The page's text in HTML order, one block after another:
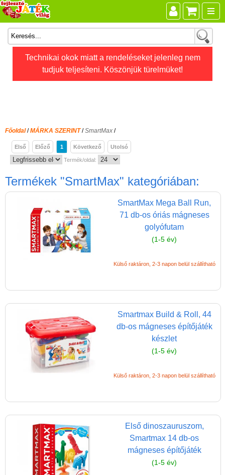
Technikai okok miatt a rendeléseket jelenleg nem
tudjuk teljesíteni. Köszönjük türelmüket!
Főoldal/MÁRKA SZERINT /SmartMax /
Első Előző 1 Következő Utolsó
Termék/oldal:
Termékek "SmartMax" kategóriában:
SmartMax Mega Ball Run,
71 db-os óriás mágneses
golyófutam
(1-5 év)
Külső raktáron, 2-3 napon belül szállítható
Smartmax Build & Roll, 44
db-os mágneses építőjáték
készlet
(1-5 év)
Külső raktáron, 2-3 napon belül szállítható
Első dinoszauruszom,
Smartmax 14 db-os
mágneses építőjáték
(1-5 év)
Összes játék
Játékok életkor szerint
Bébijátékok
Diafilm
Építőjáték
Foglalkoztató füzet
Fajátékok
Játék hangszer
Futóbiciklik, rollerek
Gyerekszoba
Kerti játékok
Kreatív játék
gyerekajándékok
LOGICO
LÜK
Magyar játékok
Montessori játékok